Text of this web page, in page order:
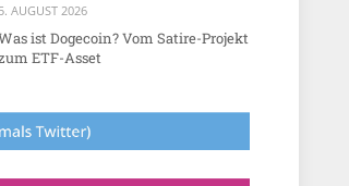
5. AUGUST 2026
ist Dogecoin? Vom Satire-Projekt
ETF-Asset